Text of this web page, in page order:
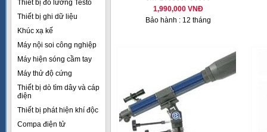
Thiết bị đo lường Testo
Thiết bị ghi dữ liệu
Khúc xạ kế
Máy nội soi công nghiệp
Máy hiện sóng cầm tay
Máy thử độ cứng
Thiết bị dò tìm dây và cáp
điện
Thiết bị phát hiện khí độc
Compa điện tử
1,990,000 VNĐ
Bảo hành : 12 tháng